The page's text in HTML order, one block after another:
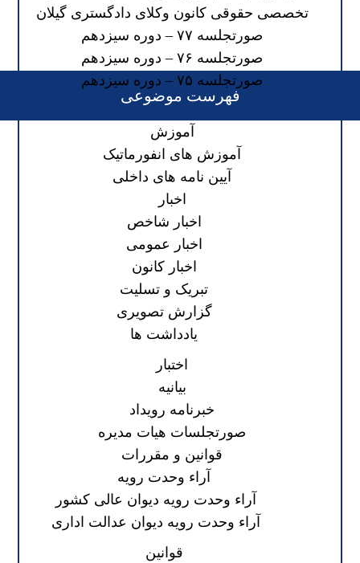
تخصصی حقوقی کانون وکلای دادگستری گیلان
صورتجلسه ۷۷ – دوره سیزدهم
صورتجلسه ۷۶ – دوره سیزدهم
صورتجلسه ۷۵ – دوره سیزدهم
فهرست موضوعی
آموزش
آموزش های انفورماتیک
آیین نامه های داخلی
اخبار
اخبار شاخص
اخبار عمومی
اخبار کانون
تبریک و تسلیت
گزارش تصویری
یادداشت ها
اختبار
بیانیه
خبرنامه رویداد
صورتجلسات هیات مدیره
قوانین و مقررات
آراء وحدت رویه
آراء وحدت رویه دیوان عالی کشور
آراء وحدت رویه دیوان عدالت اداری
قوانین